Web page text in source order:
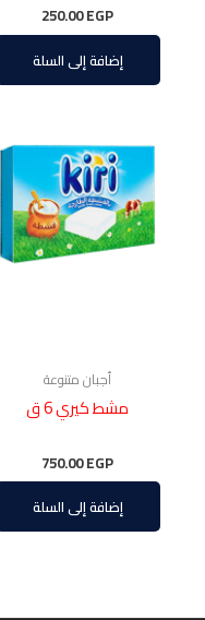
250.00EGP
إضافة إلى السلة
أجبان متنوعة
مشط كيري 6 ق
750.00EGP
إضافة إلى السلة